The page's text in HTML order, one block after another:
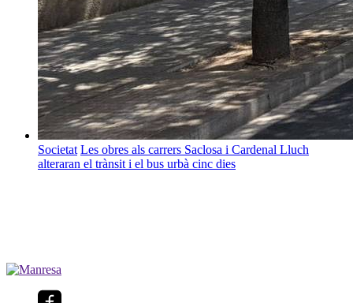
Societat Les obres als carrers Saclosa i Cardenal Lluch
alteraran el trànsit i el bus urbà cinc dies